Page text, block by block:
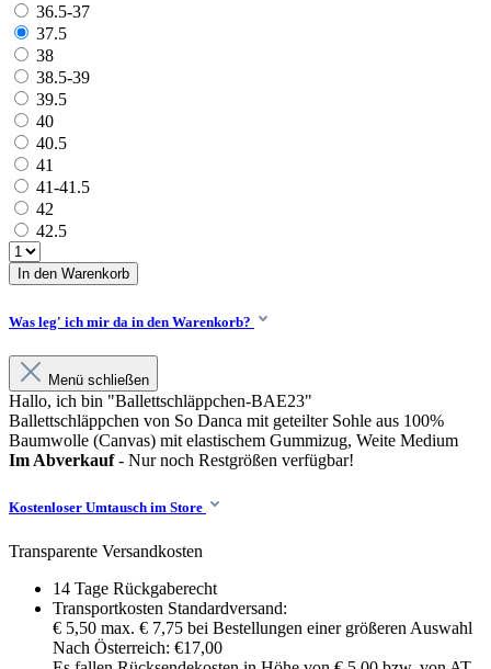
36.5-37
37.5
38
38.5-39
39.5
40
40.5
41
41-41.5
42
42.5
In den Warenkorb
Was leg' ich mir da in den Warenkorb?
Menü schließen
Hallo, ich bin "Ballettschläppchen-BAE23"
Ballettschläppchen von So Danca mit geteilter Sohle aus 100%
Baumwolle (Canvas) mit elastischem Gummizug, Weite Medium
Im Abverkauf- Nur noch Restgrößen verfügbar!
Kostenloser Umtausch im Store
Transparente Versandkosten
14 Tage Rückgaberecht
Transportkosten Standardversand:
€ 5,50 max. € 7,75 bei Bestellungen einer größeren Auswahl
Nach Österreich: €17,00